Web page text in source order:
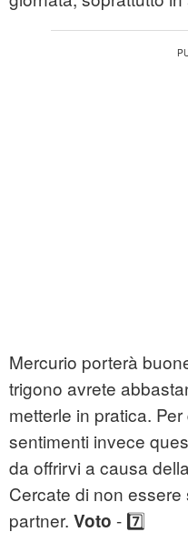
Mercurio porterà
trigono avrete
metterle in pratica.
sentimenti invece
da offrirvi a causa
Cercate di non
partner. Voto - 7️⃣